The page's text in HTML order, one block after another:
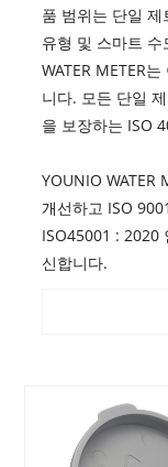
품 범위는 단일
유형 및 스마트
WATER METER
니다. 모든 단일
을 보장하는 ISO
YOUNIO WATER
개선하고 ISO
ISO45001 : 2020
신합니다.